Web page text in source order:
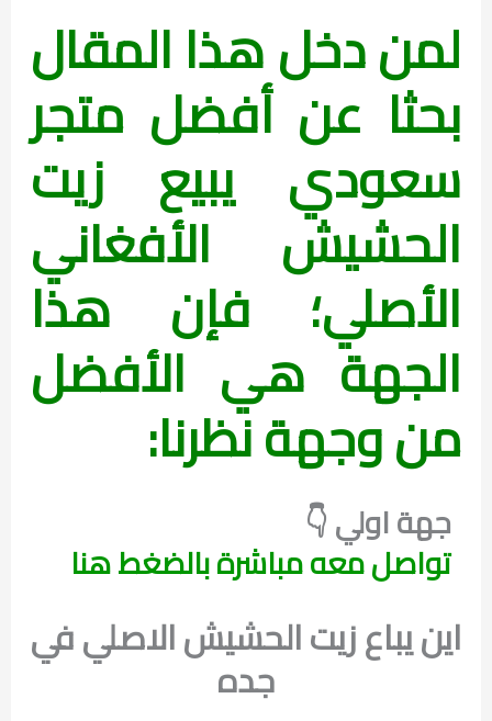
لمن دخل هذا المقال
بحثا عن أفضل متجر
سعودي يبيع زيت
الحشيش الأفغاني
الأصلي؛ فإن هذا
الجهة هي الأفضل
من وجهة نظرنا:
جهة اولي 👇
تواصل معه مباشرة بالضغط هنا
اين يباع زيت الحشيش الاصلي في
جده